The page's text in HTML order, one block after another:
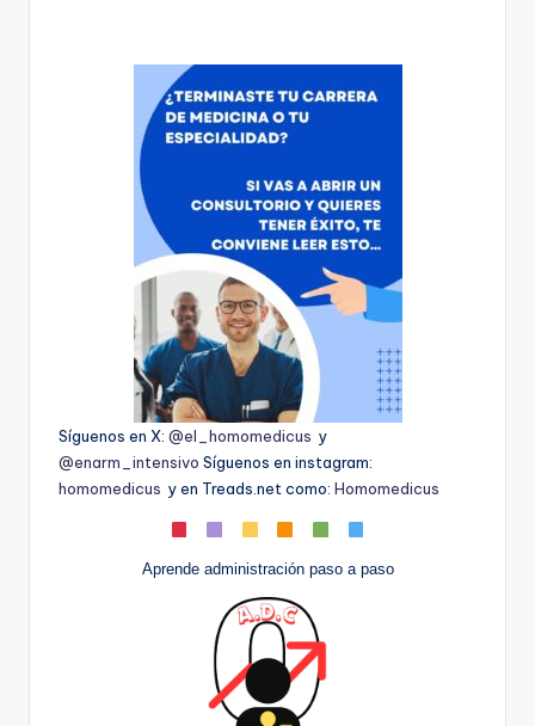
Síguenos en X: @el_homomedicus y
@enarm_intensivo Síguenos en instagram:
homomedicus y en Treads.net como: Homomedicus
Aprende administración paso a paso